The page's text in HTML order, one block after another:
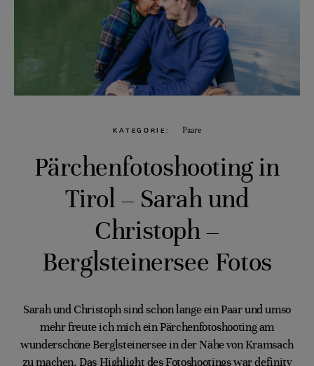
KATEGORIE Paare
Pärchenfotoshooting in
Tirol – Sarah und
Christoph –
Berglsteinersee Fotos
Sarah und Christoph sind schon lange ein Paar und umso
mehr freute ich mich ein Pärchenfotoshooting am
wunderschöne Berglsteinersee in der Nähe von Kramsach
zu machen. Das Highlight des Fotoshootings war definitv